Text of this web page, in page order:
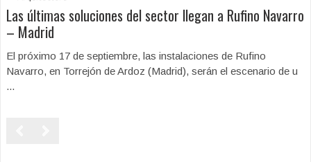
Las últimas soluciones del sector llegan a Rufino Navarro
– Madrid
El próximo 17 de septiembre, las instalaciones de Rufino
Navarro, en Torrejón de Ardoz (Madrid), serán el escenario de u
...